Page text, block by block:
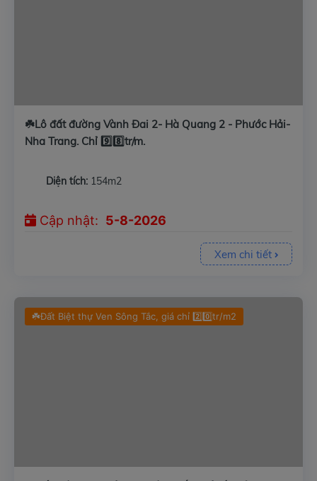
☘️Lô đất đường Vành Đai 2- Hà Quang 2 - Phước Hải-
Nha Trang. Chỉ 9️⃣8️⃣tr/m.
Diện tích: 154m2
Cập nhật: 5-8-2026
Xem chi tiết
☘️Đất Biệt thự Ven Sông Tắc, giá chỉ 2️⃣0️⃣tr/m2